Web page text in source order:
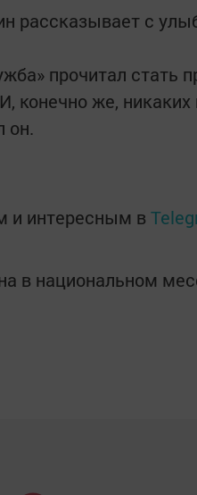
рассказывает с
прочитал стать
конечно же,
он.
и интересным в
в национальном